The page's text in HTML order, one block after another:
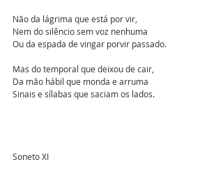
Não da lágrima que está por vir,
Nem do silêncio sem voz nenhuma
Ou da espada de vingar porvir passado.
Mas do temporal que deixou de cair,
Da mão hábil que monda e arruma
Sinais e sílabas que saciam os lados.
Soneto XI